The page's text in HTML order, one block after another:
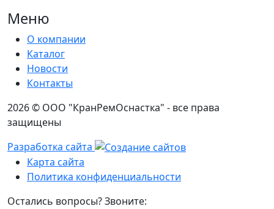
Меню
О компании
Каталог
Новости
Контакты
2026 © ООО "КранРемОснастка" - все права
защищены
Разработка сайта
Карта сайта
Политика конфиденциальности
Остались вопросы? Звоните: